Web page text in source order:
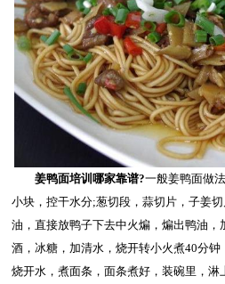
姜鸭面培训哪家靠谱?一般姜鸭面做
小块，控干水分;葱切段，蒜切片，子姜
油，直接放鸭子下去中火煸，煸出鸭油
酒，冰糖，加清水，烧开转小火煮40分钟
烧开水，煮面条，面条煮好，装碗里，